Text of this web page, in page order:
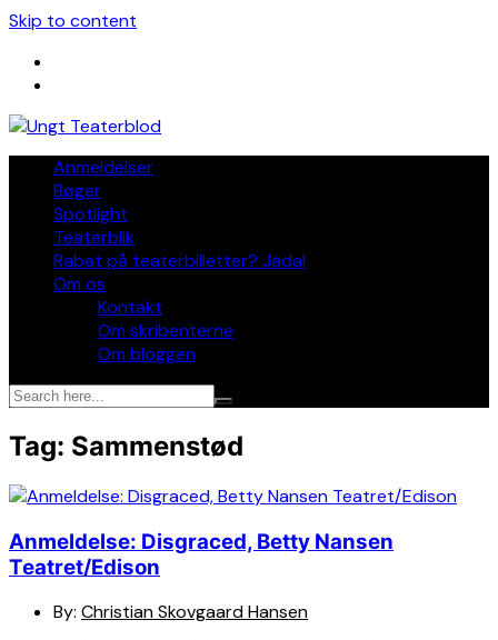
Skip to content
Anmeldelser
Bøger
Spotlight
Teaterblik
Rabat på teaterbilletter? Jada!
Om os
Kontakt
Om skribenterne
Om bloggen
Tag: Sammenstød
Anmeldelse: Disgraced, Betty Nansen
Teatret/Edison
By: Christian Skovgaard Hansen